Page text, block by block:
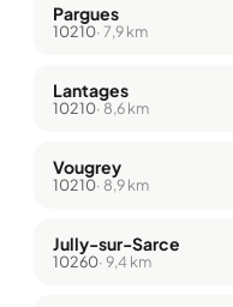
Pargues
10210· 7,9 km
Lantages
10210· 8,6 km
Vougrey
10210· 8,9 km
Jully-sur-Sarce
10260· 9,4 km